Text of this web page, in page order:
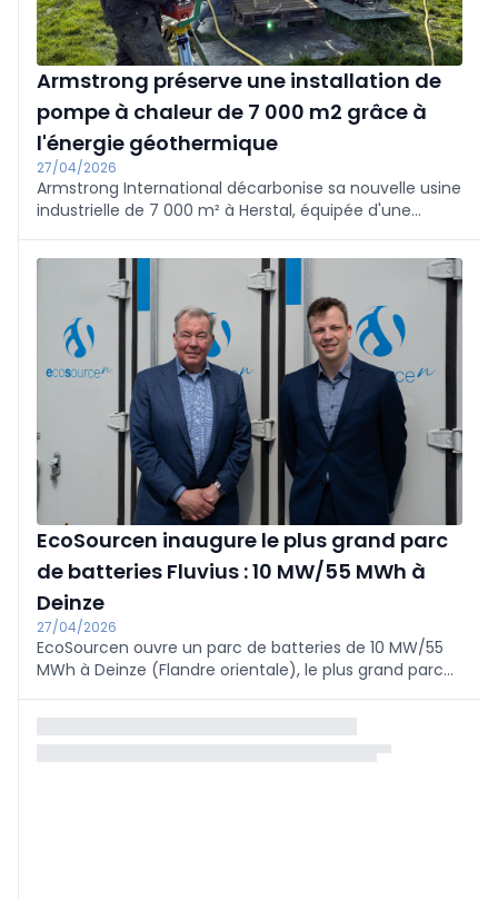
Armstrong préserve une installation de
pompe à chaleur de 7 000 m2 grâce à
l'énergie géothermique
27/04/2026
Armstrong International décarbonise sa nouvelle usine
industrielle de 7 000 m² à Herstal, équipée d'une
système géothermique fermé : 30 sondes de 140 m,
conçues et réalisées avec RESOLIA, assurent le
chauffage et le refroidissement. Le système couvre
environ 200 MWh/an de chaleur avec seulement ~40
MWh d'électricité et réduit les émissions de CO2 de
plus de 80% par rapport au gaz (d'environ 40 à 7,4
tonnes/an, ce qui représente ~32 tonnes de CO2
évitées), en partie grâce à la récupération de la
chaleur d'essai pour équilibrer le sol. Le site fait partie
du projet CircularSteam cofinancé par l'UE et s'inscrit
dans les objectifs climatiques wallons et européens.
EcoSourcen inaugure le plus grand parc
de batteries Fluvius : 10 MW/55 MWh à
Deinze
27/04/2026
EcoSourcen ouvre un parc de batteries de 10 MW/55
MWh à Deinze (Flandre orientale), le plus grand parc
n'importe quel réseau de distribution en Belgique. La
centrale fonctionne sur un modèle 1/5 unique : elle
peut tirer ou injecter 10 MW pendant cinq heures, en